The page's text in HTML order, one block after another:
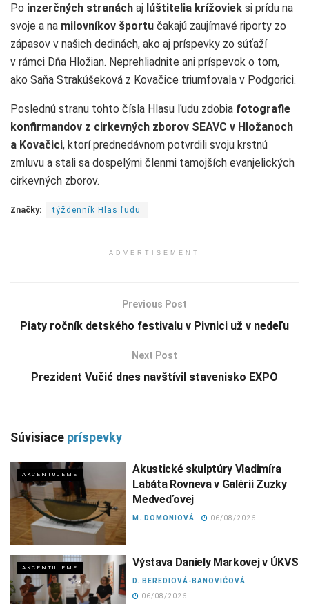
Po inzerčných stranách aj lúštitelia krížoviek si prídu na
svoje a na milovníkov športu čakajú zaujímavé riporty zo
zápasov v našich dedinách, ako aj príspevky zo súťaží
v rámci Dňa Hložian. Neprehliadnite ani príspevok o tom,
ako Saňa Strakúšeková z Kovačice triumfovala v Podgorici.
Poslednú stranu tohto čísla Hlasu ľudu zdobia fotografie
konfirmandov z cirkevných zborov SEAVC v Hložanoch
a Kovačici, ktorí prednedávnom potvrdili svoju krstnú
zmluvu a stali sa dospelými členmi tamojších evanjelických
cirkevných zborov.
Značky: týždenník Hlas ľudu
ADVERTISEMENT
Previous Post
Piaty ročník detského festivalu v Pivnici už v nedeľu
Next Post
Prezident Vučić dnes navštívil stavenisko EXPO
Súvisiace príspevky
AKCENTUJEME
Akustické skulptúry Vladimíra
Labáta Rovneva v Galérii Zuzky
Medveďovej
M. DOMONIOVÁ 06/08/2026
AKCENTUJEME Výstava Daniely Markovej v ÚKVS
D. BEREDIOVÁ-BANOVIĆOVÁ
06/08/2026